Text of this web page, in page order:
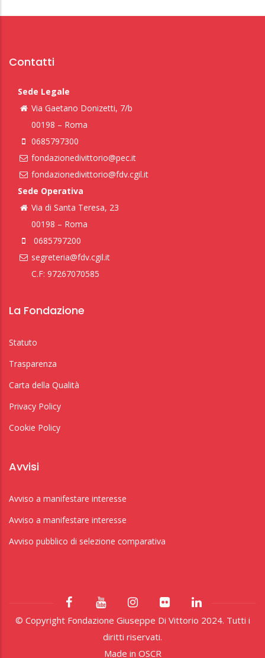
Contatti
Sede Legale
Via Gaetano Donizetti, 7/b
00198 – Roma
0685797300
fondazionedivittorio@pec.it
fondazionedivittorio@fdv.cgil.it
Sede Operativa
Via di Santa Teresa, 23
00198 – Roma
0685797200
segreteria@fdv.cgil.it
C.F: 97267070585
La Fondazione
Statuto
Trasparenza
Carta della Qualità
Privacy Policy
Cookie Policy
Avvisi
Avviso a manifestare interesse
Avviso a manifestare interesse
Avviso pubblico di selezione comparativa
© Copyright Fondazione Giuseppe Di Vittorio 2024. Tutti i
diritti riservati.
Made in OSCR